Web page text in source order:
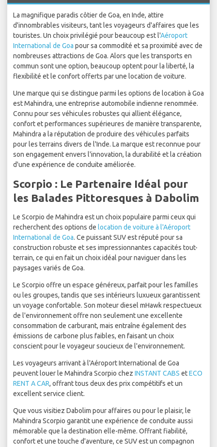
La magnifique paradis côtier de Goa, en Inde, attire
d'innombrables visiteurs, tant les voyageurs d'affaires que les
touristes. Un choix privilégié pour beaucoup est l'Aéroport
International de Goa pour sa commodité et sa proximité avec de
nombreuses attractions de Goa. Alors que les transports en
commun sont une option, beaucoup optent pour la liberté, la
flexibilité et le confort offerts par une location de voiture.
Une marque qui se distingue parmi les options de location à Goa
est Mahindra, une entreprise automobile indienne renommée.
Connu pour ses véhicules robustes qui allient élégance,
confort et performances supérieures de manière transparente,
Mahindra a la réputation de produire des véhicules parfaits
pour les terrains divers de l'Inde. La marque est reconnue pour
son engagement envers l'innovation, la durabilité et la création
d'une expérience de conduite améliorée.
Scorpio : Le Partenaire Idéal pour
les Balades Pittoresques à Dabolim
Le Scorpio de Mahindra est un choix populaire parmi ceux qui
recherchent des options de location de voiture à l'Aéroport
International de Goa. Ce puissant SUV est réputé pour sa
construction robuste et ses impressionnantes capacités tout-
terrain, ce qui en fait un choix idéal pour naviguer dans les
paysages variés de Goa.
Le Scorpio offre un espace généreux, parfait pour les familles
ou les groupes, tandis que ses intérieurs luxueux garantissent
un voyage confortable. Son moteur diesel mHawk respectueux
de l'environnement offre non seulement une excellente
consommation de carburant, mais entraîne également des
émissions de carbone plus faibles, en faisant un choix
conscient pour le voyageur soucieux de l'environnement.
Les voyageurs arrivant à l'Aéroport International de Goa
peuvent louer le Mahindra Scorpio chez INSTANT CABS etECO
RENT A CAR, offrant tous deux des prix compétitifs et un
excellent service client.
Que vous visitiez Dabolim pour affaires ou pour le plaisir, le
Mahindra Scorpio garantit une expérience de conduite aussi
mémorable que la destination elle-même. Offrant fiabilité,
confort et une touche d'aventure, ce SUV est un compagnon